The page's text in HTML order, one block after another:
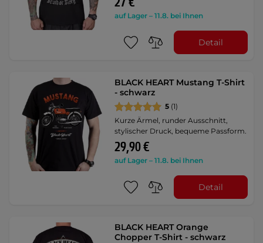
auf Lager – 11.8. bei Ihnen
Detail
BLACK HEART Mustang T-Shirt
- schwarz
5 (1)
Kurze Ärmel, runder Ausschnitt,
stylischer Druck, bequeme Passform.
29,90 €
auf Lager – 11.8. bei Ihnen
Detail
BLACK HEART Orange
Chopper T-Shirt - schwarz